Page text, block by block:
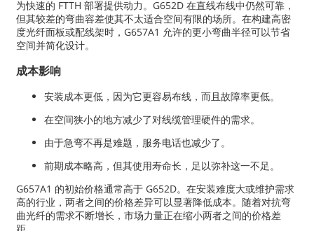
为快速的 FTTH 部署提供动力。G652D 在直线布线中仍然可靠，
但其较差的弯曲容差使其不太适合空间有限的场所。在构建高密
度光纤面板或配线架时，G657A1 允许的更小弯曲半径可以节省
空间并简化设计。
成本影响
安装成本更低，因为它更容易布线，而且故障率更低。
在空间狭小的地方减少了对线缆管理硬件的需求。
由于急弯不再是难题，服务电话也减少了。
前期成本略高，但其使用寿命长，足以弥补这一不足。
G657A1 的初始价格通常高于 G652D。在安装难度大或维护需求
高的行业，两者之间的价格差异可以显著降低成本。随着对抗弯
曲光纤的需求不断增长，市场力量正在缩小两者之间的价格差